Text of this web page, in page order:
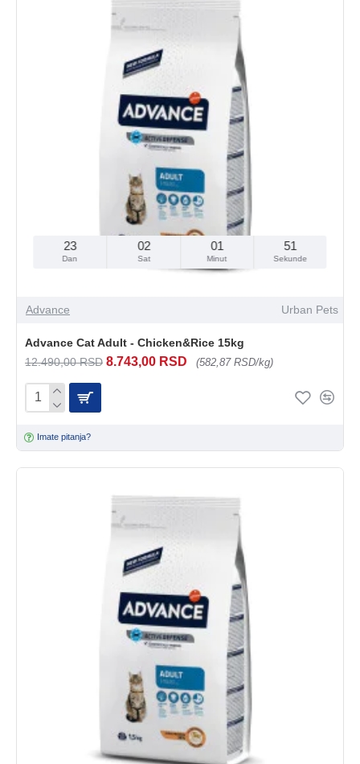
23
Dan
02
Sat
01
Minut
49
Sekunde
Advance Urban Pets
Advance Cat Adult - Chicken&Rice 15kg
12.490,00 RSD 8.743,00 RSD (582,87 RSD/kg)
Imate pitanja?